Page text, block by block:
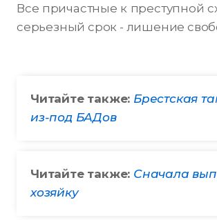
Все причастные к преступной
серьезный срок - лишение
Читайте также: Брестская
из-под БАДов
Читайте также: Сначала
хозяйку